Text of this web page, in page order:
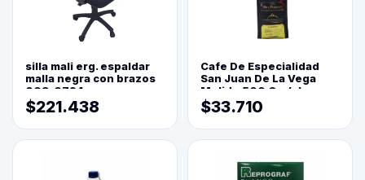
silla mali erg. espaldar
malla negra con brazos
003-0794
$221.438
Cafe De Especialidad
San Juan De La Vega
Molido 500 Grs(=)
$33.710